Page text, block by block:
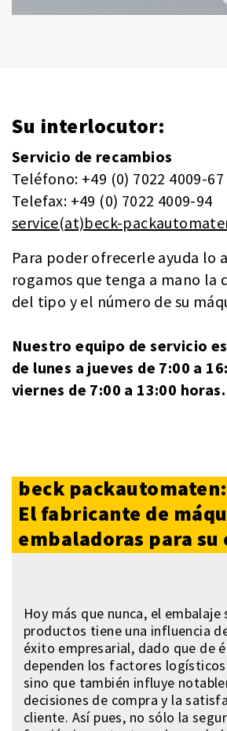
Su interlocutor:
Servicio de recambios
Teléfono: +49 (0) 7022 4009-67
Telefax: +49 (0) 7022 4009-94
service(at)beck-
Para poder ofrecerle ayuda lo
rogamos que tenga a mano la
del tipo y el número de su
Nuestro equipo de servicio
de lunes a jueves de 7:00 a
viernes de 7:00 a 13:00 horas.
beck packautomaten:
El fabricante de
embaladoras para su
Hoy más que nunca, el embalaje
productos tiene una influencia
éxito empresarial, dado que de
dependen los factores
sino que también influye
decisiones de compra y la
cliente. Así pues, no sólo la